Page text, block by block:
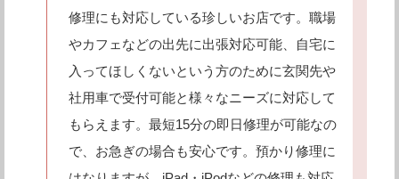
修理にも対応している珍しいお店です。職場
やカフェなどの出先に出張対応可能、自宅に
入ってほしくないという方のために玄関先や
社用車で受付可能と様々なニーズに対応して
もらえます。最短15分の即日修理が可能なの
で、お急ぎの場合も安心です。預かり修理に